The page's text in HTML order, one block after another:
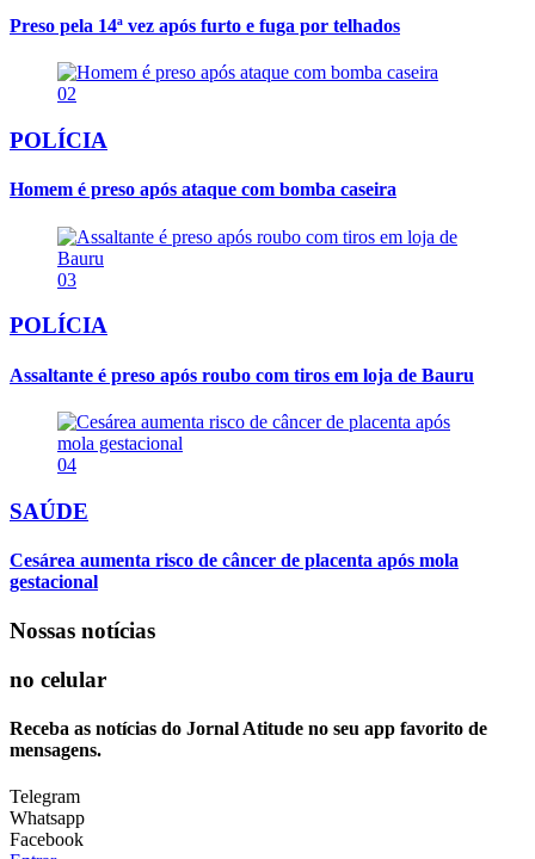
Preso pela 14ª vez após furto e fuga por telhados
02
POLÍCIA
Homem é preso após ataque com bomba caseira
03
POLÍCIA
Assaltante é preso após roubo com tiros em loja de Bauru
04
SAÚDE
Cesárea aumenta risco de câncer de placenta após mola
gestacional
Nossas notícias
no celular
Receba as notícias do Jornal Atitude no seu app favorito de
mensagens.
Telegram
Whatsapp
Facebook